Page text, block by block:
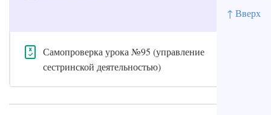
↑ Вверх
Самопроверка урока №95 (управление
сестринской деятельностью)